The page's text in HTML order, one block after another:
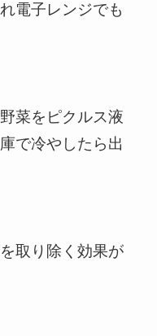
電子レンジでも
菜をピクルス液
で冷やしたら出
取り除く効果が